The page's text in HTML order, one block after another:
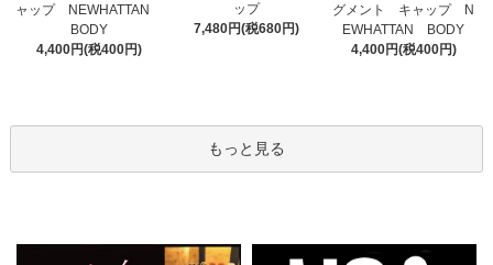
ャップ NEWHATTAN
BODY
4,400円(税400円)
ップ
7,480円(税680円)
グメント キャップ N
EWHATTAN BODY
4,400円(税400円)
もっと見る